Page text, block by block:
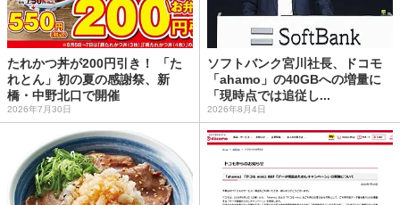
たれかつ丼が200円引き！ 「た
れとん」初の夏の感謝祭、新
橋・中野北口で開催
2026年7月30日
ソフトバンク宮川社長、ドコモ
「ahamo」の40GBへの増量に
「現時点では追従し...
2026年8月4日